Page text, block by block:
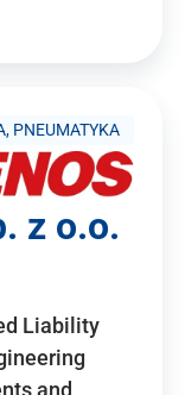
PNEUMATYKA
z o.o.
Liability
and